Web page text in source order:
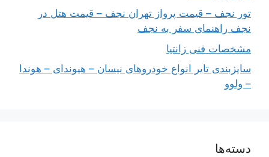
تور نجف – قیمت پرواز تهران نجف – قیمت هتل در
نجف راهنمای سفر به نجف
مشخصات فنی زانتیا
سایزبندی تایر انواع خودروهای نیسان – هیوندای – هوندا
– ولوو
دسته‌ها